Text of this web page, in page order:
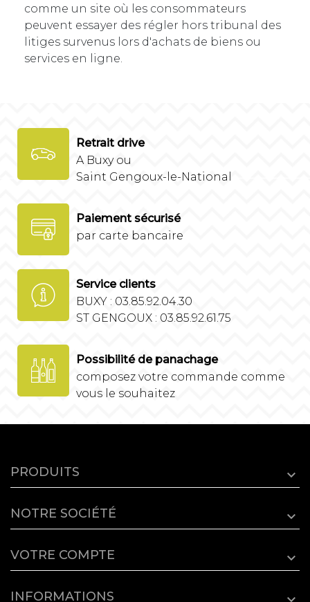
comme un site où les consommateurs
peuvent essayer des régler hors tribunal des
litiges survenus lors d'achats de biens ou
services en ligne.
Retrait drive
A Buxy ou
Saint Gengoux-le-National
Paiement sécurisé
par carte bancaire
Service clients
BUXY : 03.85.92.04.30
ST GENGOUX : 03.85.92.61.75
Possibilité de panachage
composez votre commande comme
vous le souhaitez
PRODUITS
NOTRE SOCIÉTÉ
VOTRE COMPTE
INFORMATIONS